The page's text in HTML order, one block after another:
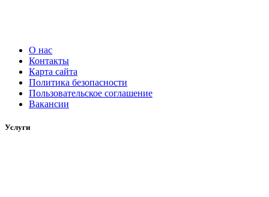
О нас
Контакты
Карта сайта
Политика безопасности
Пользовательское соглашение
Вакансии
Услуги